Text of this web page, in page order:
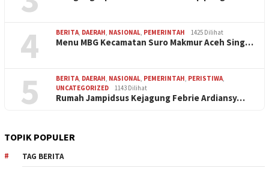
4 BERITA, DAERAH, NASIONAL, PEMERINTAH 1425 Dilihat
Menu MBG Kecamatan Suro Makmur Aceh Sing…
5 BERITA, DAERAH, NASIONAL, PEMERINTAH, PERISTIWA,
UNCATEGORIZED
1143 Dilihat
Rumah Jampidsus Kejagung Febrie Ardiansy…
TOPIK POPULER
TAG BERITA